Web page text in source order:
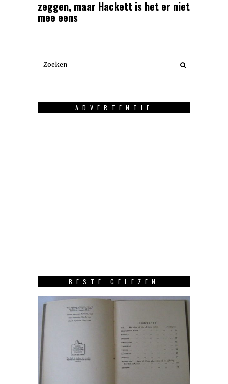
zeggen, maar Hackett is het er niet
mee eens
ADVERTENTIE
BESTE GELEZEN